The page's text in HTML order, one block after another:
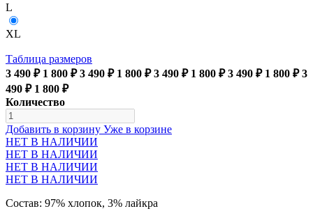
L
XL
Таблица размеров
3 490 ₽ 1 800 ₽ 3 490 ₽ 1 800 ₽ 3 490 ₽ 1 800 ₽ 3 490 ₽ 1 800 ₽ 3
490 ₽ 1 800 ₽
Количество
Добавить в корзину Уже в корзине
НЕТ В НАЛИЧИИ
НЕТ В НАЛИЧИИ
НЕТ В НАЛИЧИИ
НЕТ В НАЛИЧИИ
Состав: 97% хлопок, 3% лайкра